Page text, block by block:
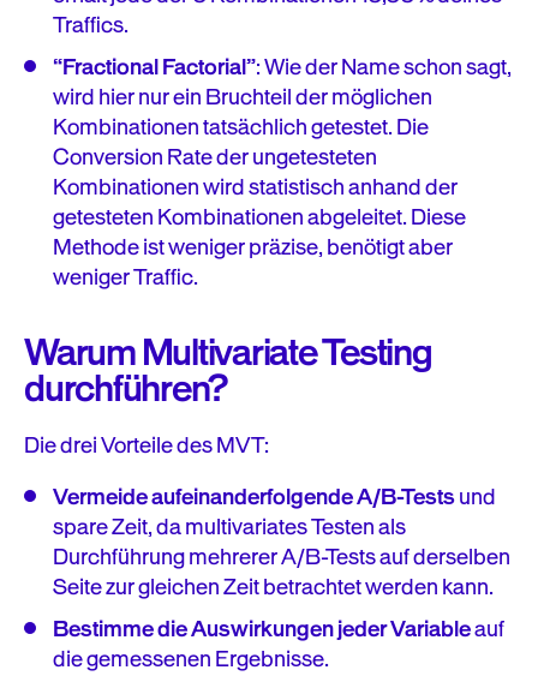
Traffics.
“Fractional Factorial”: Wie der Name schon sagt,
wird hier nur ein Bruchteil der möglichen
Kombinationen tatsächlich getestet. Die
Conversion Rate der ungetesteten
Kombinationen wird statistisch anhand der
getesteten Kombinationen abgeleitet. Diese
Methode ist weniger präzise, benötigt aber
weniger Traffic.
Warum Multivariate Testing
durchführen?
Die drei Vorteile des MVT:
Vermeide aufeinanderfolgende A/B-Testsund
spare Zeit, da multivariates Testen als
Durchführung mehrerer A/B-Tests auf derselben
Seite zur gleichen Zeit betrachtet werden kann.
Bestimme die Auswirkungen jeder Variableauf
die gemessenen Ergebnisse.